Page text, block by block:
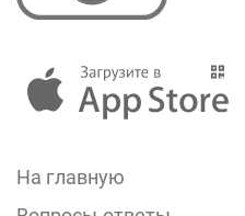
На главную